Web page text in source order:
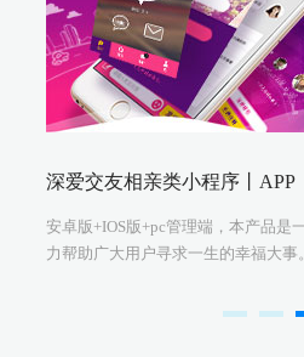
深爱交友相亲类小程序丨APP
安卓版+IOS版+pc管理端，本产品是
力帮助广大用户寻求一生的幸福大事。